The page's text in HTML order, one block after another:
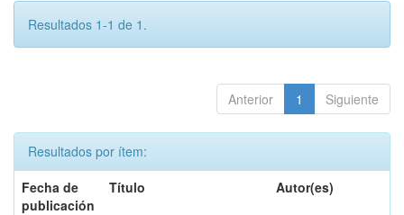
Resultados 1-1 de 1.
Anterior 1 Siguiente
Resultados por ítem:
Fecha de
publicación
Título Autor(es)